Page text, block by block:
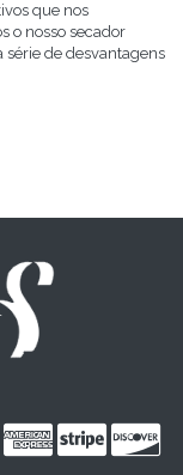
que nos
o nosso secador
de desvantagens